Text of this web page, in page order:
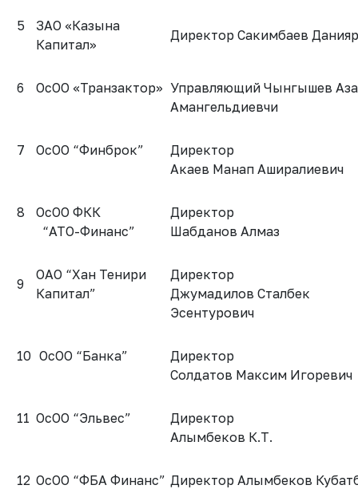
5
ЗАО «Казына
Капитал»
Директор Сакимбаев
6 ОсОО «Транзактор» Управляющий Чынгышев
Амангельдиевчи
7 ОсОО “Финброк”
Директор
Акаев Манап Аширалиевич
8
ОсОО ФКК
“АТО-Финанс”
Директор
Шабданов Алмаз
9
ОАО “Хан Тенири
Капитал”
Директор
Джумадилов Сталбек
Эсентурович
10 ОсОО “Банка”
Директор
Солдатов Максим Игоревич
11 ОсОО “Эльвес”
Директор
Алымбеков К.Т.
12 ОсОО “ФБА Финанс” Директор Алымбеков